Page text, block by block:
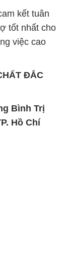
kết tuân
tốt nhất cho
việc cao
ĐẮC
Bình Trị
Hồ Chí